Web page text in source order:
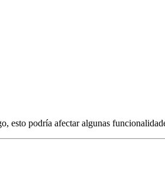
esto podría afectar algunas